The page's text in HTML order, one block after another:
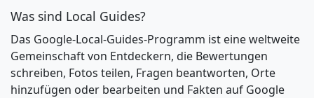
Was sind Local Guides?
Das Google-Local-Guides-Programm ist eine weltweite
Gemeinschaft von Entdeckern, die Bewertungen
schreiben, Fotos teilen, Fragen beantworten, Orte
hinzufügen oder bearbeiten und Fakten auf Google